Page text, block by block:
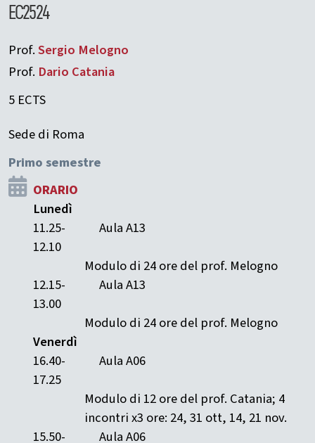
EC2524
Prof.Sergio Melogno
Prof. Dario Catania
5 ECTS
Sede di Roma
Primo semestre
ORARIO
Lunedì
11.25-
12.10
Aula A13
Modulo di 24 ore del prof. Melogno
12.15-
13.00
Aula A13
Modulo di 24 ore del prof. Melogno
Venerdì
16.40-
17.25
Aula A06
Modulo di 12 ore del prof. Catania; 4
incontri x3 ore: 24, 31 ott, 14, 21 nov.
15.50-
Aula A06